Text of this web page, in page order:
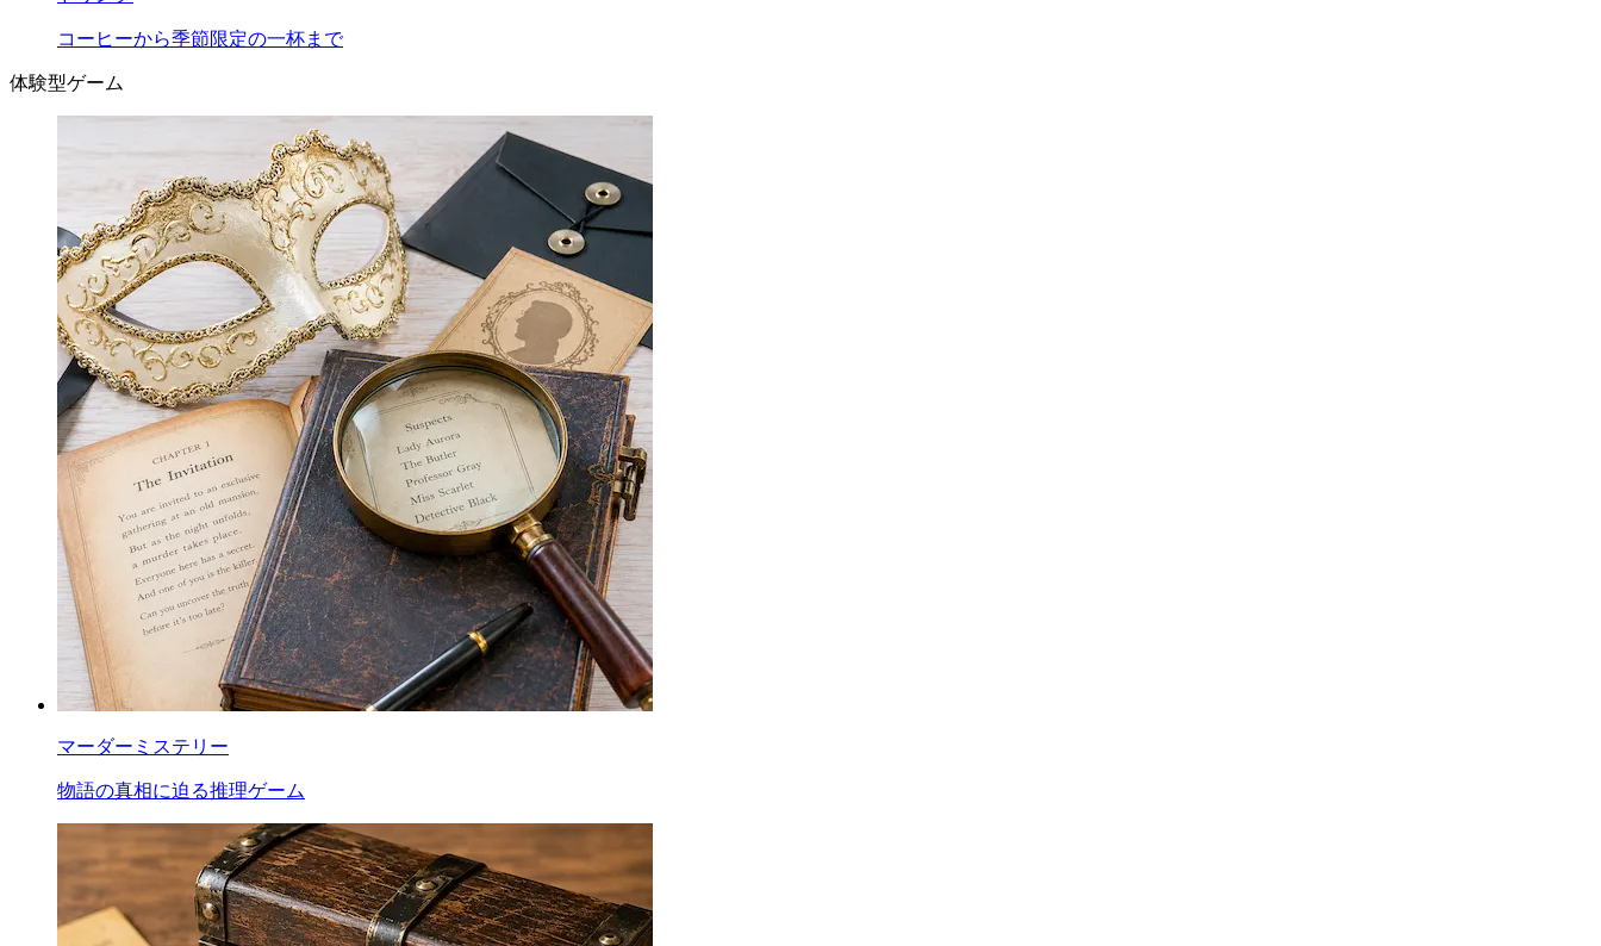
コーヒーから季節限定の一杯まで
体験型ゲーム
マーダーミステリー
物語の真相に迫る推理ゲーム